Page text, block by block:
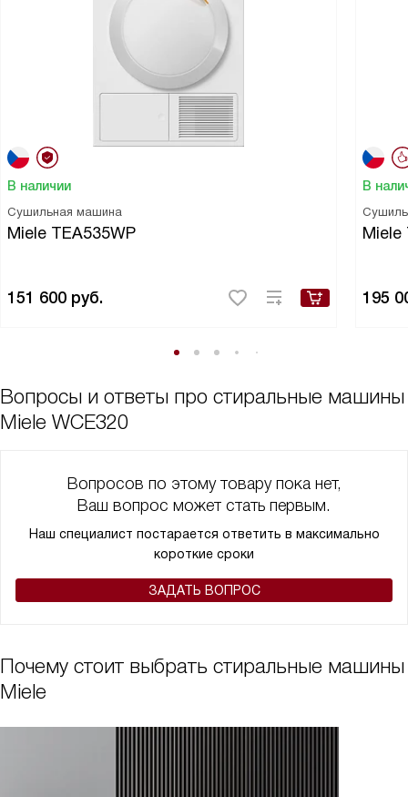
В наличии
Сушильная машина
Miele TEA535WP
151 600 руб.
В
Miele
195
Вопросы и ответы про стиральные машины
Miele WCE320
Вопросов по этому товару пока нет,
Ваш вопрос может стать первым.
Наш специалист постарается ответить в максимально
короткие сроки
ЗАДАТЬ ВОПРОС
Почему стоит выбрать стиральные машины
Miele